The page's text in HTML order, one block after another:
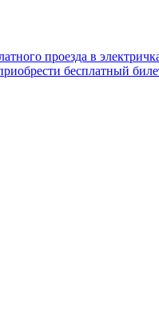
проезда в
бесплатный